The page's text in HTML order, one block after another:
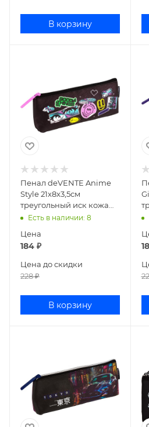
В корзину
Пенал deVENTE Anime
Style 21x8x3,5см
треугольный иск кожа
7026502
Есть в наличии: 8
Цена
184 ₽
Цена до скидки
228₽
В корзину